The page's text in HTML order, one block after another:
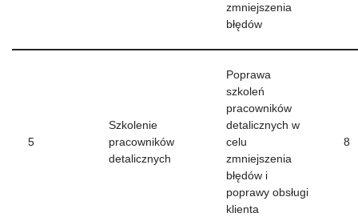
zmniejszenia
błędów
5
Szkolenie
pracowników
detalicznych
Poprawa
szkoleń
pracowników
detalicznych w
celu
zmniejszenia
błędów i
poprawy obsługi
klienta
8